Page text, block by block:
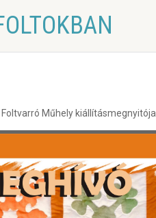
Műhely kiállításmegnyitója